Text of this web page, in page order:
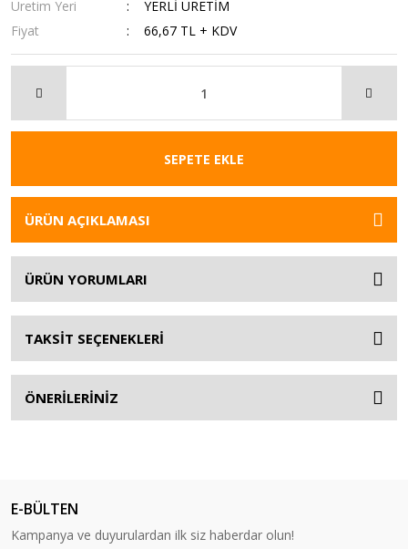
Üretim Yeri
YERLİ ÜRETİM
Fiyat
66,67 TL + KDV
SEPETE EKLE
ÜRÜN AÇIKLAMASI
ÜRÜN YORUMLARI
TAKSİT SEÇENEKLERİ
ÖNERİLERİNİZ
E-BÜLTEN
Kampanya ve duyurulardan ilk siz haberdar olun!